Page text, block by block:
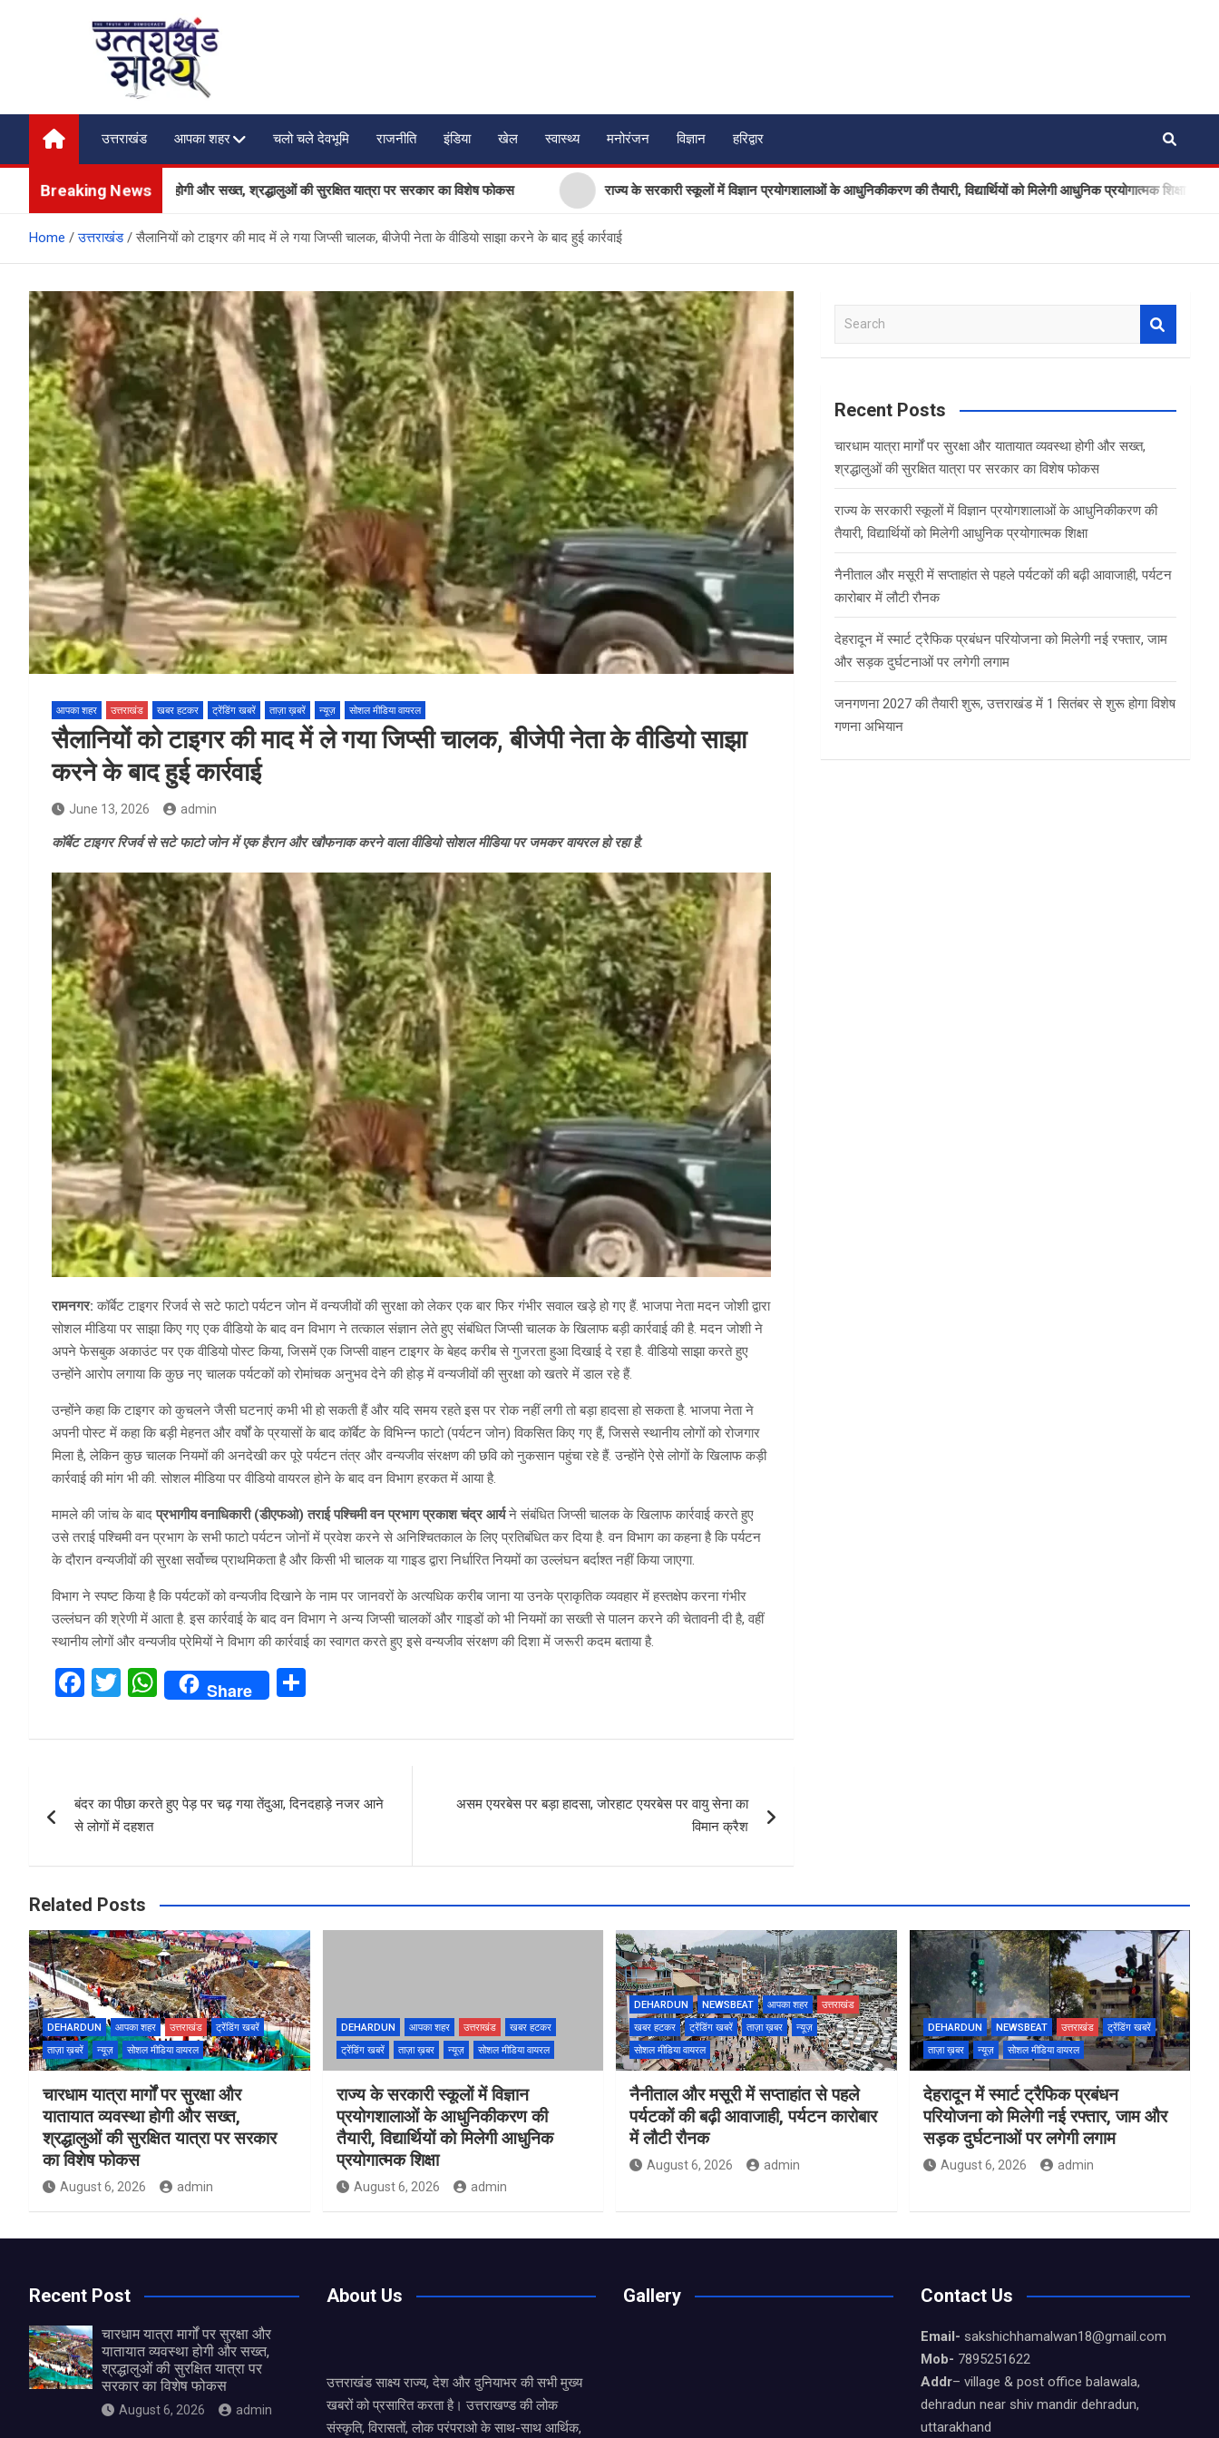
Uttarakhand Shakshya
My News Portal
उत्तराखंड
आपका शहर चलो चले देवभूमि राजनीति इंडिया खेल स्वास्थ्य मनोरंजन विज्ञान हरिद्वार
Breaking News
और यातायात व्यवस्था होगी और सख्त, श्रद्धालुओं की सुरक्षित यात्रा पर सरकार का विशेष फोकस राज्य के सरकारी स्कूलों में विज्ञान प्रयोगशालाओं के आधुनिकीकरण की तैयारी, विद्यार्थियों को मिलेगी आधुनिक प्रयोगात्मक शिक्षा
Home उत्तराखंड सैलानियों को टाइगर की माद में ले गया जिप्सी चालक, बीजेपी नेता के वीडियो साझा करने के बाद हुई कार्रवाई
आपका शहर उत्तराखंड खबर हटकर ट्रेंडिंग खबरें ताज़ा ख़बरें न्यूज़ सोशल मीडिया वायरल
सैलानियों को टाइगर की माद में ले गया जिप्सी चालक, बीजेपी नेता के वीडियो साझा
करने के बाद हुई कार्रवाई
June 13, 2026 admin
कॉर्बेट टाइगर रिजर्व से सटे फाटो जोन में एक हैरान और खौफनाक करने वाला वीडियो सोशल मीडिया पर जमकर वायरल हो रहा है.
रामनगर: कॉर्बेट टाइगर रिजर्व से सटे फाटो पर्यटन जोन में वन्यजीवों की सुरक्षा को लेकर एक बार फिर गंभीर सवाल खड़े हो गए हैं. भाजपा नेता मदन जोशी द्वारा
सोशल मीडिया पर साझा किए गए एक वीडियो के बाद वन विभाग ने तत्काल संज्ञान लेते हुए संबंधित जिप्सी चालक के खिलाफ बड़ी कार्रवाई की है. मदन जोशी ने
अपने फेसबुक अकाउंट पर एक वीडियो पोस्ट किया, जिसमें एक जिप्सी वाहन टाइगर के बेहद करीब से गुजरता हुआ दिखाई दे रहा है. वीडियो साझा करते हुए
उन्होंने आरोप लगाया कि कुछ नए चालक पर्यटकों को रोमांचक अनुभव देने की होड़ में वन्यजीवों की सुरक्षा को खतरे में डाल रहे हैं.
उन्होंने कहा कि टाइगर को कुचलने जैसी घटनाएं कभी भी हो सकती हैं और यदि समय रहते इस पर रोक नहीं लगी तो बड़ा हादसा हो सकता है. भाजपा नेता ने
अपनी पोस्ट में कहा कि बड़ी मेहनत और वर्षों के प्रयासों के बाद कॉर्बेट के विभिन्न फाटो (पर्यटन जोन) विकसित किए गए हैं, जिससे स्थानीय लोगों को रोजगार
मिला है, लेकिन कुछ चालक नियमों की अनदेखी कर पूरे पर्यटन तंत्र और वन्यजीव संरक्षण की छवि को नुकसान पहुंचा रहे हैं. उन्होंने ऐसे लोगों के खिलाफ कड़ी
कार्रवाई की मांग भी की. सोशल मीडिया पर वीडियो वायरल होने के बाद वन विभाग हरकत में आया है.
मामले की जांच के बादप्रभागीय वनाधिकारी (डीएफओ) तराई पश्चिमी वन प्रभाग प्रकाश चंद्र आर्यने संबंधित जिप्सी चालक के खिलाफ कार्रवाई करते हुए
उसे तराई पश्चिमी वन प्रभाग के सभी फाटो पर्यटन जोनों में प्रवेश करने से अनिश्चितकाल के लिए प्रतिबंधित कर दिया है. वन विभाग का कहना है कि पर्यटन
के दौरान वन्यजीवों की सुरक्षा सर्वोच्च प्राथमिकता है और किसी भी चालक या गाइड द्वारा निर्धारित नियमों का उल्लंघन बर्दाश्त नहीं किया जाएगा.
विभाग ने स्पष्ट किया है कि पर्यटकों को वन्यजीव दिखाने के नाम पर जानवरों के अत्यधिक करीब जाना या उनके प्राकृतिक व्यवहार में हस्तक्षेप करना गंभीर
उल्लंघन की श्रेणी में आता है. इस कार्रवाई के बाद वन विभाग ने अन्य जिप्सी चालकों और गाइडों को भी नियमों का सख्ती से पालन करने की चेतावनी दी है, वहीं
स्थानीय लोगों और वन्यजीव प्रेमियों ने विभाग की कार्रवाई का स्वागत करते हुए इसे वन्यजीव संरक्षण की दिशा में जरूरी कदम बताया है.
F
ce
o
o
k
T
tt
W
h
at
A
p
Share
ar
navigation
बंदर का पीछा करते हुए पेड़ पर चढ़ गया तेंदुआ, दिनदहाड़े नजर आने
से लोगों में दहशत
असम एयरबेस पर बड़ा हादसा, जोरहाट एयरबेस पर वायु सेना का
विमान क्रैश
a
c
Recent Posts
चारधाम यात्रा मार्गों पर सुरक्षा और यातायात व्यवस्था होगी और सख्त,
श्रद्धालुओं की सुरक्षित यात्रा पर सरकार का विशेष फोकस
राज्य के सरकारी स्कूलों में विज्ञान प्रयोगशालाओं के आधुनिकीकरण की
तैयारी, विद्यार्थियों को मिलेगी आधुनिक प्रयोगात्मक शिक्षा
नैनीताल और मसूरी में सप्ताहांत से पहले पर्यटकों की बढ़ी आवाजाही, पर्यटन
कारोबार में लौटी रौनक
देहरादून में स्मार्ट ट्रैफिक प्रबंधन परियोजना को मिलेगी नई रफ्तार, जाम
और सड़क दुर्घटनाओं पर लगेगी लगाम
जनगणना 2027 की तैयारी शुरू, उत्तराखंड में 1 सितंबर से शुरू होगा विशेष
गणना अभियान
Related Posts
DEHARDUN आपका शहर उत्तराखंड
ट्रेंडिंग खबरें
ताज़ा ख़बरें
न्यूज़ सोशल मीडिया वायरल
चारधाम यात्रा मार्गों पर सुरक्षा और
यातायात व्यवस्था होगी और सख्त,
श्रद्धालुओं की सुरक्षित यात्रा पर सरकार
का विशेष फोकस
August 6, 2026 admin
DEHARDUN आपका शहर उत्तराखंड
खबर हटकर
ट्रेंडिंग खबरें
ताज़ा ख़बर न्यूज़ सोशल मीडिया वायरल
राज्य के सरकारी स्कूलों में विज्ञान
प्रयोगशालाओं के आधुनिकीकरण की
तैयारी, विद्यार्थियों को मिलेगी आधुनिक
प्रयोगात्मक शिक्षा
August 6, 2026 admin
DEHARDUN NEWSBEAT आपका शहर
उत्तराखंड
खबर हटकर
ट्रेंडिंग खबरें ताज़ा ख़बर
न्यूज़
सोशल मीडिया वायरल
नैनीताल और मसूरी में सप्ताहांत से पहले
पर्यटकों की बढ़ी आवाजाही, पर्यटन कारोबार
में लौटी रौनक
August 6, 2026 admin
DEHARDUN NEWSBEAT उत्तराखंड
ट्रेंडिंग खबरें
ताज़ा ख़बर
न्यूज़ सोशल मीडिया वायरल
देहरादून में स्मार्ट ट्रैफिक प्रबंधन
परियोजना को मिलेगी नई रफ्तार, जाम और
सड़क दुर्घटनाओं पर लगेगी लगाम
August 6, 2026 admin
Recent Post
चारधाम यात्रा मार्गों पर सुरक्षा और
यातायात व्यवस्था होगी और सख्त,
श्रद्धालुओं की सुरक्षित यात्रा पर
सरकार का विशेष फोकस
August 6, 2026 admin
About Us
उत्तराखंड साक्ष्य राज्य, देश और दुनियाभर की सभी मुख्य
खबरों को प्रसारित करता है। उत्तराखण्ड की लोक
संस्कृति, विरासतों, लोक परंपराओ के साथ-साथ आर्थिक,
Gallery Contact Us
Email- sakshichhamalwan18@gmail.com
Mob- 7895251622
Addr– village & post office balawala,
dehradun near shiv mandir dehradun,
uttarakhand